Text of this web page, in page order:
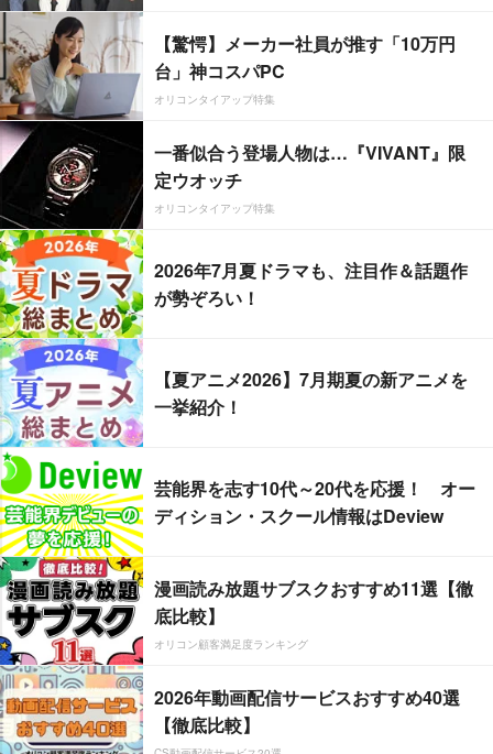
【驚愕】メーカー社員が推す「10万円
台」神コスパPC
オリコンタイアップ特集
一番似合う登場人物は…『VIVANT』限
定ウオッチ
オリコンタイアップ特集
2026年7月夏ドラマも、注目作＆話題作
が勢ぞろい！
【夏アニメ2026】7月期夏の新アニメを
一挙紹介！
芸能界を志す10代～20代を応援！ オー
ディション・スクール情報はDeview
漫画読み放題サブスクおすすめ11選【徹
底比較】
オリコン顧客満足度ランキング
2026年動画配信サービスおすすめ40選
【徹底比較】